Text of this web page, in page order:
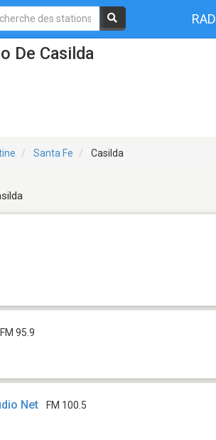
De Casilda
Santa Fe Casilda
FM 95.9
Net FM 100.5